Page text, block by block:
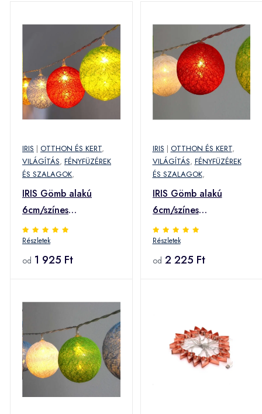
IRIS | OTTHON ÉS KERT,
VILÁGÍTÁS, FÉNYFÜZÉREK
ÉS SZALAGOK,
IRIS Gömb alakú
6cm/színes
fonott/1,5m/barna-
piros-kék-zöld/10db
LED-es/USB-s
Részletek
od 1 925 Ft
IRIS | OTTHON ÉS KERT,
VILÁGÍTÁS, FÉNYFÜZÉREK
ÉS SZALAGOK,
IRIS Gömb alakú
6cm/színes
fonott/1,5m/piros-
fehér-zöld/10db LED-
es/USB-s
Részletek
od 2 225 Ft